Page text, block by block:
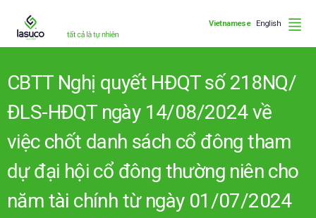
Vietnamese English
CBTT Nghị quyết HĐQT số 218NQ/
ĐLS-HĐQT ngày 14/08/2024 về
việc chốt danh sách cổ đông tham
dự đại hội cổ đông thường niên cho
năm tài chính từ ngày 01/07/2024